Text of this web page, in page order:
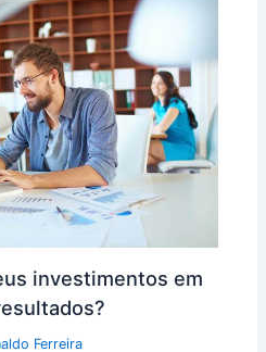
investimentos em
Ferreira